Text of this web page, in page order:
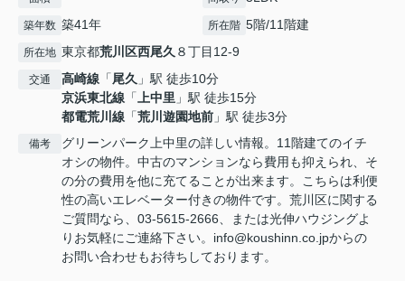
築年数 築41年 所在階 5階/11階建
所在地 東京都荒川区西尾久８丁目12-9
交通 高崎線 「尾久 」駅 徒歩10分
京浜東北線 「上中里 」駅 徒歩15分
都電荒川線 「荒川遊園地前 」駅 徒歩3分
備考
グリーンパーク上中里の詳しい情報。11階建てのイチ
オシの物件。中古のマンションなら費用も抑えられ、そ
の分の費用を他に充てることが出来ます。こちらは利便
性の高いエレベーター付きの物件です。荒川区に関する
ご質問なら、03-5615-2666、または光伸ハウジングよ
りお気軽にご連絡下さい。info@koushinn.co.jpからの
お問い合わせもお待ちしております。